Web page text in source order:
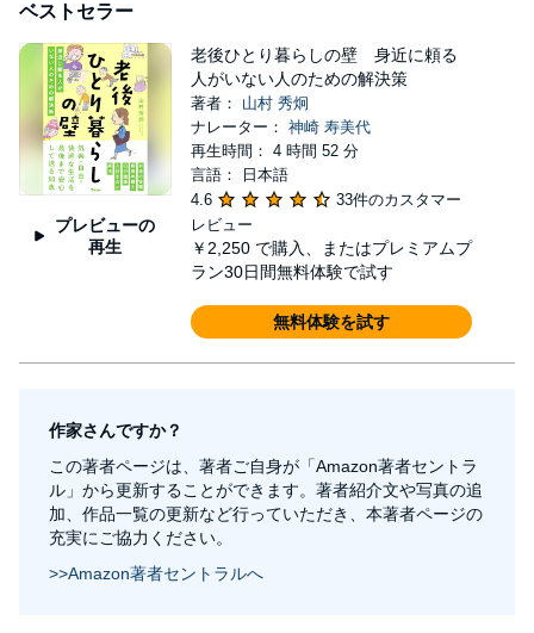
ベストセラー
プレビューの
再生
老後ひとり暮らしの壁 身近に頼る
人がいない人のための解決策
著者： 山村 秀炯
ナレーター： 神崎 寿美代
再生時間： 4 時間 52 分
言語： 日本語
4.6
33件のカスタマー
レビュー
￥2,250 で購入、またはプレミアムプ
ラン30日間無料体験で試す
無料体験を試す
作家さんですか？
この著者ページは、著者ご自身が「Amazon著者セントラ
ル」から更新することができます。著者紹介文や写真の追
加、作品一覧の更新など行っていただき、本著者ページの
充実にご協力ください。
>>Amazon著者セントラルへ